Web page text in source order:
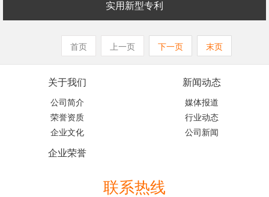
实用新型专利
首页 上一页 下一页 末页
关于我们
公司简介
荣誉资质
企业文化
新闻动态
媒体报道
行业动态
公司新闻
企业荣誉
联系热线